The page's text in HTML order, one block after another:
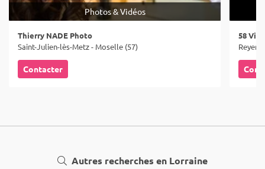
Photos & Vidéos
Thierry NADE Photo
Saint-Julien-lès-Metz - Moselle (57)
Contacter
58
Autres recherches en Lorraine